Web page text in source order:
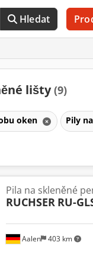
Hledat
lišty(9)
oken Pily
Aalen 403 km
Pila na skleněné
RUCHSER RU-